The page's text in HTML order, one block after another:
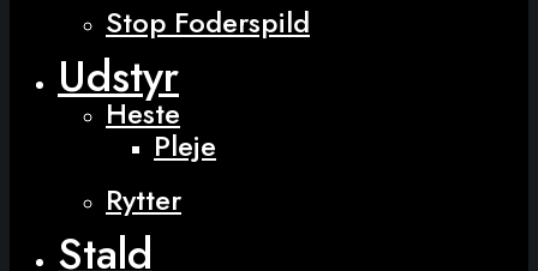
Stop Foderspild
Udstyr
Heste
Pleje
Rytter
Stald